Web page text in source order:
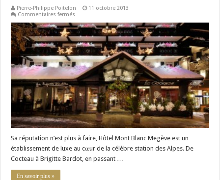
Pierre-Philippe Poitelon
11 octobre 2013
Commentaires fermés
Mont-
Blanc
Megève
Sa réputation n’est plus à faire, Hôtel Mont Blanc Megève est un
établissement de luxe au cœur de la célèbre station des Alpes. De
Cocteau à Brigitte Bardot, en passant …
En savoir plus »